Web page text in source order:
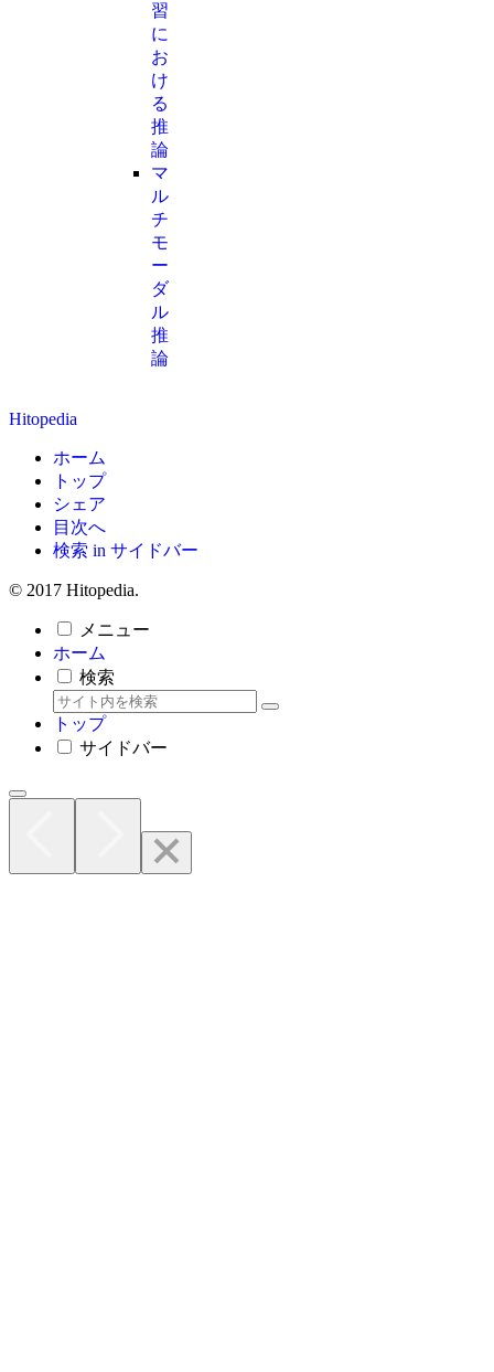
習
に
お
け
る
推
論
マ
ル
チ
モ
ー
ダ
ル
推
論
Hitopedia
ホーム
トップ
シェア
目次へ
検索 in サイドバー
© 2017 Hitopedia.
メニュー
ホーム
検索
トップ
サイドバー